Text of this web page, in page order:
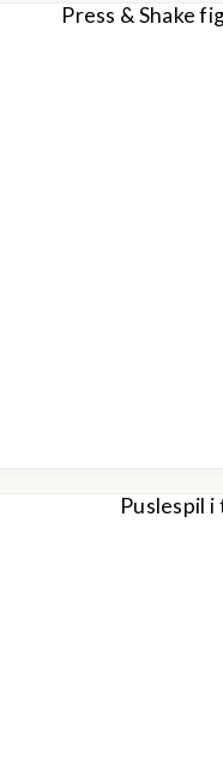
Press & Shake
Puslespil